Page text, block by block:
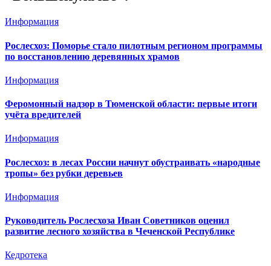
Информация
Рослесхоз: Поморье стало пилотным регионом программы
по восстановлению деревянных храмов
Информация
Феромонный надзор в Тюменской области: первые итоги
учёта вредителей
Информация
Рослесхоз: в лесах России начнут обустраивать «народные
тропы» без рубки деревьев
Информация
Руководитель Рослесхоза Иван Советников оценил
развитие лесного хозяйства в Чеченской Республике
Кедротека